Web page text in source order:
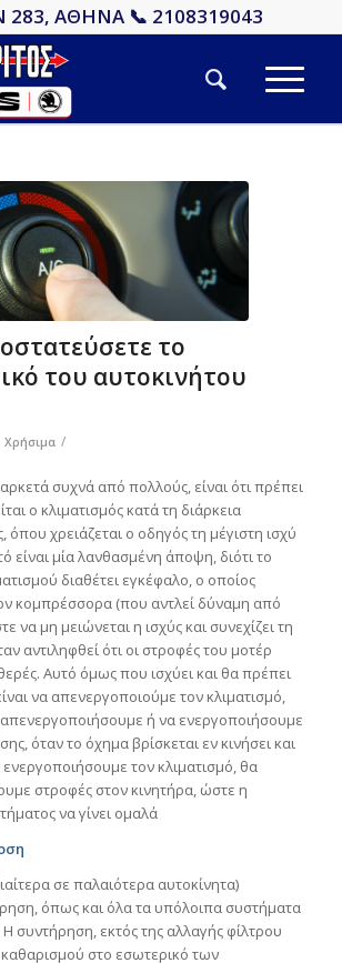
283, ΑΘΗΝΑ 📞 2108319043
το
του αυτοκινήτου
Χρήσιμα /
συχνά από πολλούς, είναι ότι πρέπει
ο κλιματισμός κατά τη διάρκεια
χρειάζεται ο οδηγός τη μέγιστη ισχύ
είναι μία λανθασμένη άποψη, διότι το
διαθέτει εγκέφαλο, ο οποίος
κομπρέσσορα (που αντλεί δύναμη από
να μη μειώνεται η ισχύς και συνεχίζει τη
αντιληφθεί ότι οι στροφές του μοτέρ
Αυτό όμως που ισχύει και θα πρέπει
να απενεργοποιούμε τον κλιματισμό,
ή να ενεργοποιήσουμε
όταν το όχημα βρίσκεται εν κινήσει και
τον κλιματισμό, θα
στροφές στον κινητήρα, ώστε η
να γίνει ομαλά
σε παλαιότερα αυτοκίνητα)
όπως και όλα τα υπόλοιπα συστήματα
συντήρηση, εκτός της αλλαγής φίλτρου
καθαρισμού στο εσωτερικό των